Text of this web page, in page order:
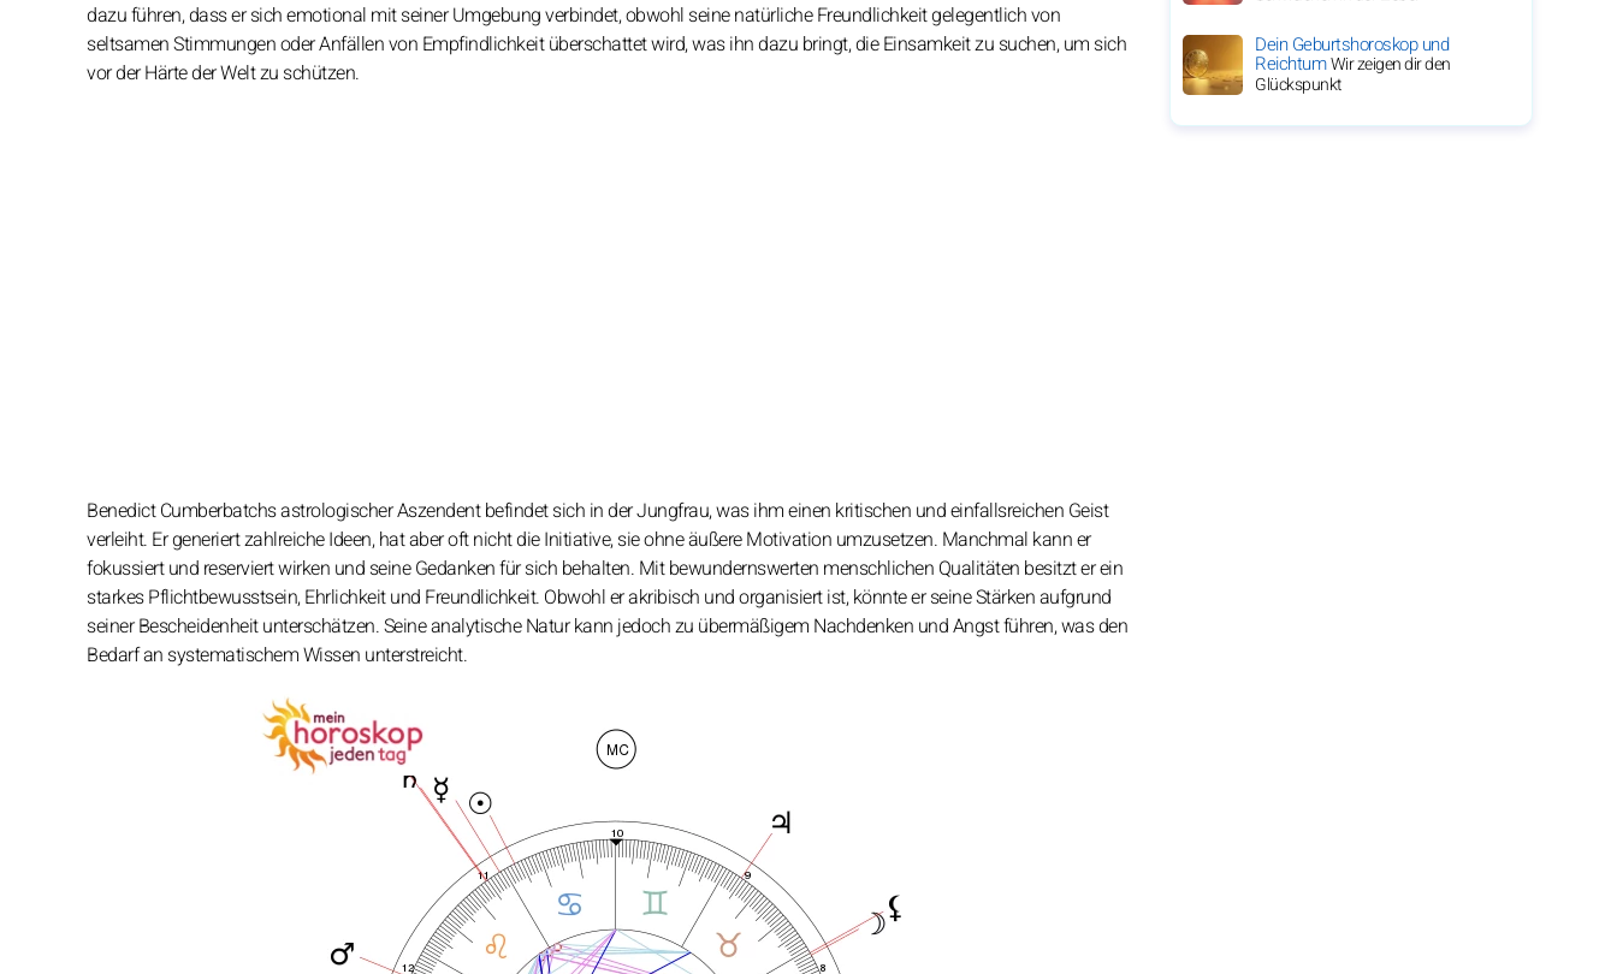
dazu führen, dass er sich emotional mit seiner Umgebung verbindet, obwohl seine natürliche Freundlichkeit gelegentlich von
seltsamen Stimmungen oder Anfällen von Empfindlichkeit überschattet wird, was ihn dazu bringt, die Einsamkeit zu suchen, um sich
vor der Härte der Welt zu schützen.
Benedict Cumberbatchs astrologischer Aszendent befindet sich in der Jungfrau, was ihm einen kritischen und einfallsreichen Geist
verleiht. Er generiert zahlreiche Ideen, hat aber oft nicht die Initiative, sie ohne äußere Motivation umzusetzen. Manchmal kann er
fokussiert und reserviert wirken und seine Gedanken für sich behalten. Mit bewundernswerten menschlichen Qualitäten besitzt er ein
starkes Pflichtbewusstsein, Ehrlichkeit und Freundlichkeit. Obwohl er akribisch und organisiert ist, könnte er seine Stärken aufgrund
seiner Bescheidenheit unterschätzen. Seine analytische Natur kann jedoch zu übermäßigem Nachdenken und Angst führen, was den
Bedarf an systematischem Wissen unterstreicht.
Dein Geburtshoroskop und
ReichtumWir zeigen dir den
Glückspunkt